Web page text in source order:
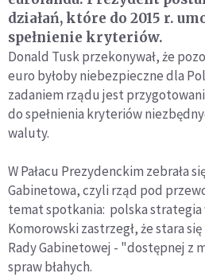
działań, które do 2015 r.
spełnienie kryteriów.
Donald Tusk przekonywał, że
euro byłoby niebezpieczne dla
zadaniem rządu jest
do spełnienia kryteriów
waluty.
W Pałacu Prezydenckim zebrała
Gabinetowa, czyli rząd pod
temat spotkania: polska strategia
Komorowski zastrzegł, że stara
Rady Gabinetowej - "dostępnej z
spraw błahych.